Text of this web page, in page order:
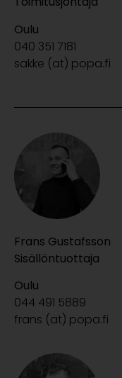
Oulu
040 351 7181
sakke (at) popa.fi
Frans Gustafsson
Sisällöntuottaja
Oulu
044 491 5889
frans (at) popa.fi